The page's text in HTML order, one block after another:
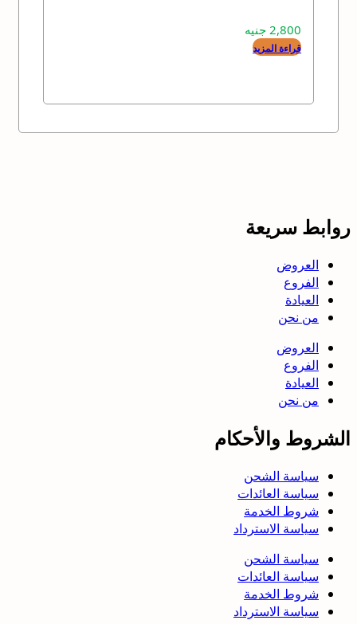
2,800 جنيه
قراءة المزيد
روابط سريعة
العروض
الفروع
العيادة
من نحن
العروض
الفروع
العيادة
من نحن
الشروط والأحكام
سياسة الشحن
سياسة العائدات
شروط الخدمة
سياسة الاسترداد
سياسة الشحن
سياسة العائدات
شروط الخدمة
سياسة الاسترداد